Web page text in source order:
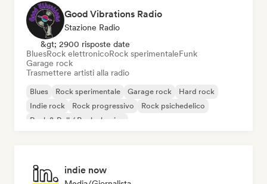
Good Vibrations Radio
Stazione Radio
&gt; 2900 risposte date
BluesRock elettronicoRock sperimentaleFunk
Garage rock
Trasmettere artisti alla radio
Blues Rock sperimentale Garage rock
Hard rock
Indie rock
Rock progressivo
Rock psichedelico
Rock & Roll / Rock classico
indie now